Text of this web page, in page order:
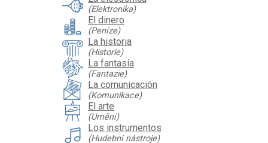
(Elektronika)
El dinero
(Peníze)
La historia
(Historie)
La fantasía
(Fantazie)
La comunicación
(Komunikace)
El arte
(Umění)
Los instrumentos
(Hudební nástroje)